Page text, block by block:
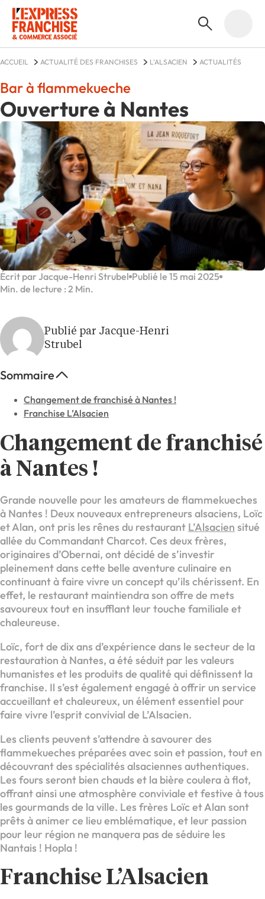
ACCUEIL ACTUALITÉ DES FRANCHISES L'ALSACIEN ACTUALITÉS
Ouverture à Nantes
Bar à flammekueche
Écrit par Jacque-Henri Strubel Publié le 15 mai 2025
Min. de lecture : 2 Min.
Publié par Jacque-Henri
Strubel
Sommaire
Changement de franchisé à Nantes !
Franchise L’Alsacien
Changement de franchisé
à Nantes !
Grande nouvelle pour les amateurs de flammekueches
à Nantes ! Deux nouveaux entrepreneurs alsaciens, Loïc
et Alan, ont pris les rênes du restaurant L’Alsacien situé
allée du Commandant Charcot. Ces deux frères,
originaires d’Obernai, ont décidé de s’investir
pleinement dans cette belle aventure culinaire en
continuant à faire vivre un concept qu’ils chérissent. En
effet, le restaurant maintiendra son offre de mets
savoureux tout en insufflant leur touche familiale et
chaleureuse.
Loïc, fort de dix ans d’expérience dans le secteur de la
restauration à Nantes, a été séduit par les valeurs
humanistes et les produits de qualité qui définissent la
franchise. Il s’est également engagé à offrir un service
accueillant et chaleureux, un élément essentiel pour
faire vivre l’esprit convivial de L’Alsacien.
Les clients peuvent s’attendre à savourer des
flammekueches préparées avec soin et passion, tout en
découvrant des spécialités alsaciennes authentiques.
Les fours seront bien chauds et la bière coulera à flot,
offrant ainsi une atmosphère conviviale et festive à tous
les gourmands de la ville. Les frères Loïc et Alan sont
prêts à animer ce lieu emblématique, et leur passion
pour leur région ne manquera pas de séduire les
Nantais ! Hopla !
Franchise L’Alsacien